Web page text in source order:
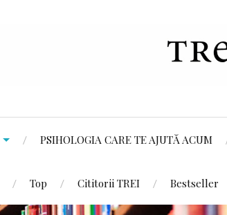
PSIHOLOGIA CARE TE AJUTĂ ACUM
Top Cititorii TREI Bestseller